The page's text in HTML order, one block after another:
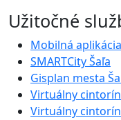
Užitočné
Mobilná
SMARTCity Šaľa
Gisplan mesta
Virtuálny cintorín
Virtuálny cintorín